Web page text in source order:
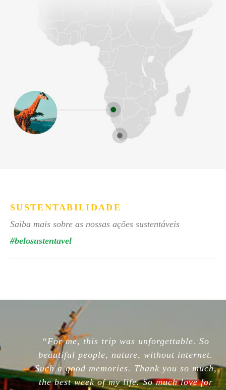
SUSTENTABILIDADE
Saiba mais sobre as nossas ações sustentáveis
#belosustentavel
“For me, this trip was unforgettable. So
beautiful people, nature, without internet.
Such a good memories. Thank you so much,
the best week of my life. So much love for